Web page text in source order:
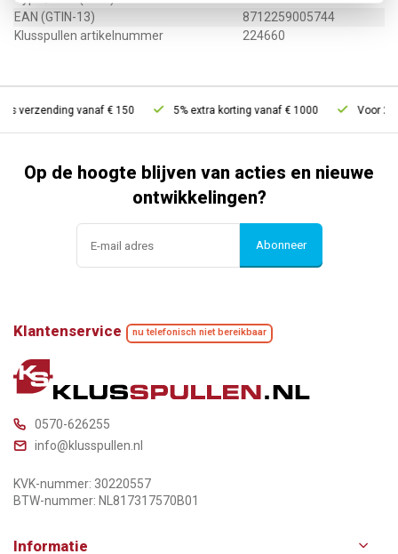
EAN (GTIN-13)
8712259005744
Klusspullen artikelnummer
224660
verzending vanaf € 150 5% extra korting vanaf € 1000 Voor
Op de hoogte blijven van acties en nieuwe
ontwikkelingen?
Abonneer
Klantenservice nu telefonisch niet bereikbaar
0570-626255
info@klusspullen.nl
KVK-nummer: 30220557
BTW-nummer: NL817317570B01
Informatie